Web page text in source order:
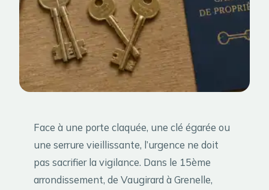
Face à une porte claquée, une clé égarée ou
une serrure vieillissante, l’urgence ne doit
pas sacrifier la vigilance. Dans le 15ème
arrondissement, de Vaugirard à Grenelle,